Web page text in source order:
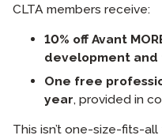
CLTA members receive:
10% off Avant
development and
One free
year, provided in
This isn’t one-size-fits-